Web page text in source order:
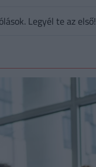
Legyél te az első!